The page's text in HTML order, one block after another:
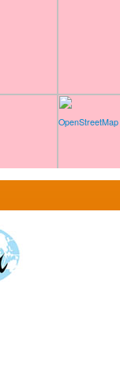
OpenStreetMap